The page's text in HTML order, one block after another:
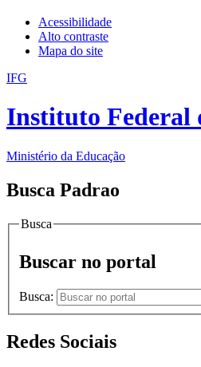
Acessibilidade
Alto contraste
Mapa do site
IFG
Instituto Federal
Ministério da Educação
Busca Padrao
Busca
Buscar no portal
Busca:
Redes Sociais